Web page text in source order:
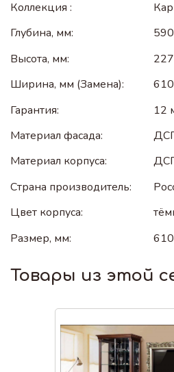
Коллекция :
Глубина, мм:
590
Высота, мм:
Ширина, мм (Замена):
610
Гарантия:
12
Материал фасада:
Материал корпуса:
Страна производитель:
Цвет корпуса:
Размер, мм:
Товары из этой